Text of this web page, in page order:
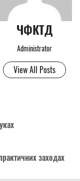
ЧФКТД
Administrator
View All Posts
заходах